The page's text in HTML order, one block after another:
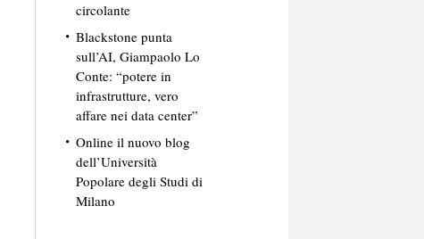
circolante
Blackstone punta
sull’AI, Giampaolo Lo
Conte: “potere in
infrastrutture, vero
affare nei data center”
Online il nuovo blog
dell’Università
Popolare degli Studi di
Milano